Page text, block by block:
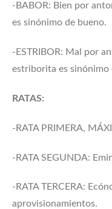
-BABOR: Bien por
es sinónimo de bueno.
-ESTRIBOR: Mal por
estriborita es sinónimo
RATAS:
-RATA PRIMERA,
-RATA SEGUNDA:
-RATA TERCERA:
aprovisionamientos.